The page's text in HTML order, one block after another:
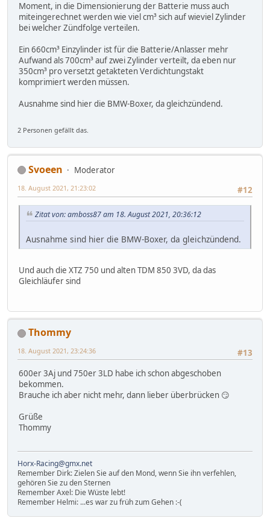
Moment, in die Dimensionierung der Batterie muss auch
miteingerechnet werden wie viel cm³ sich auf wieviel Zylinder
bei welcher Zündfolge verteilen.
Ein 660cm³ Einzylinder ist für die Batterie/Anlasser mehr
Aufwand als 700cm³ auf zwei Zylinder verteilt, da eben nur
350cm³ pro versetzt getakteten Verdichtungstakt
komprimiert werden müssen.
Ausnahme sind hier die BMW-Boxer, da gleichzündend.
2 Personen gefällt das.
Svoeen
Moderator
#12
18. August 2021, 21:23:02
Zitat von: amboss87 am 18. August 2021, 20:36:12
Ausnahme sind hier die BMW-Boxer, da gleichzündend.
Und auch die XTZ 750 und alten TDM 850 3VD, da das
Gleichläufer sind
Thommy
#13
18. August 2021, 23:24:36
600er 3Aj und 750er 3LD habe ich schon abgeschoben
bekommen.
Brauche ich aber nicht mehr, dann lieber überbrücken 😏
Grüße
Thommy
Horx-Racing@gmx.net
Remember Dirk: Zielen Sie auf den Mond, wenn Sie ihn verfehlen,
gehören Sie zu den Sternen
Remember Axel: Die Wüste lebt!
Remember Helmi: ...es war zu früh zum Gehen :-(